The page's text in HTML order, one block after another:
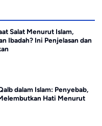
Salat Menurut Islam,
Ibadah? Ini Penjelasan dan
dalam Islam: Penyebab,
Hati Menurut